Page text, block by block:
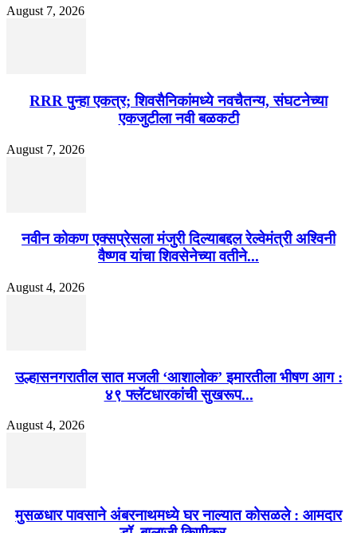
August 7, 2026
RRR पुन्हा एकत्र; शिवसैनिकांमध्ये नवचैतन्य, संघटनेच्या
एकजुटीला नवी बळकटी
August 7, 2026
नवीन कोकण एक्सप्रेसला मंजुरी दिल्याबद्दल रेल्वेमंत्री अश्विनी
वैष्णव यांचा शिवसेनेच्या वतीने...
August 4, 2026
उल्हासनगरातील सात मजली ‘आशालोक’ इमारतीला भीषण आग :
४९ फ्लॅटधारकांची सुखरूप...
August 4, 2026
मुसळधार पावसाने अंबरनाथमध्ये घर नाल्यात कोसळले : आमदार